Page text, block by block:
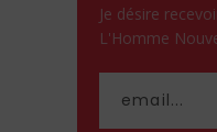
Je désire
L'Homme